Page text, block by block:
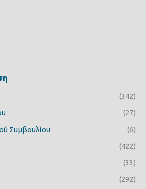
(342)
(27)
Συμβουλίου
(6)
(422)
(33)
(292)